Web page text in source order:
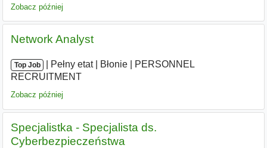
Zobacz później
Network Analyst
Top Job Pełny etat| Błonie
PERSONNEL
RECRUITMENT
Zobacz później
Specjalistka - Specjalista ds.
Cyberbezpieczeństwa